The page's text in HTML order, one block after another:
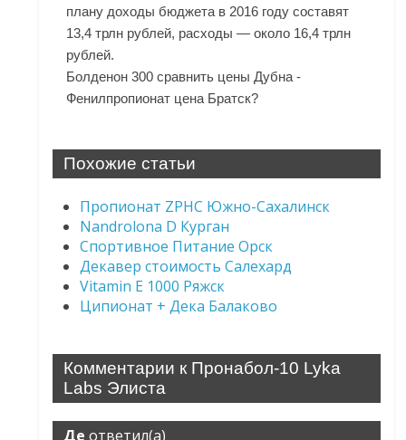
плану доходы бюджета в 2016 году составят
13,4 трлн рублей, расходы — около 16,4 трлн
рублей.
Болденон 300 сравнить цены Дубна -
Фенилпропионат цена Братск?
Похожие статьи
Пропионат ZPHC Южно-Сахалинск
Nandrolona D Курган
Спортивное Питание Орск
Декавер стоимость Салехард
Vitamin E 1000 Ряжск
Ципионат + Дека Балаково
Комментарии к Пронабол-10 Lyka
Labs Элиста
Де ответил(а)